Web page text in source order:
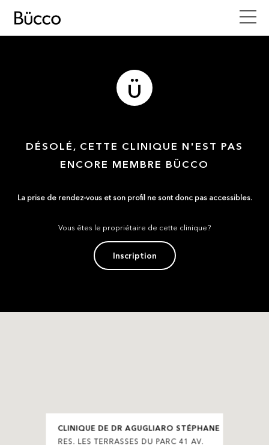
DÉSOLÉ, CETTE CLINIQUE N'EST PAS
ENCORE MEMBRE BÜCCO
La prise de rendez-vous et son profil ne sont donc pas accessibles.
Vous êtes le propriétaire de cette clinique?
Inscription
CLINIQUE DE DR AGUGLIARO STÉPHANE
RES. LES TERRASSES DU PARC 41 AV.